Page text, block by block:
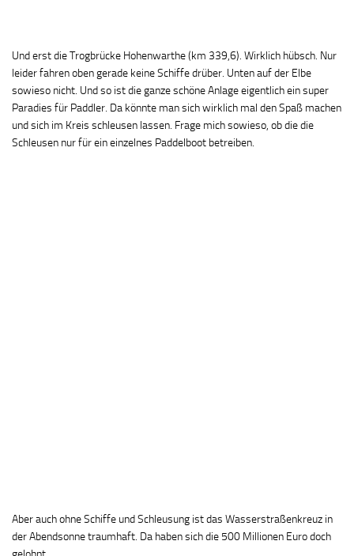
Und erst die Trogbrücke Hohenwarthe (km 339,6). Wirklich hübsch. Nur
leider fahren oben gerade keine Schiffe drüber. Unten auf der Elbe
sowieso nicht. Und so ist die ganze schöne Anlage eigentlich ein super
Paradies für Paddler. Da könnte man sich wirklich mal den Spaß machen
und sich im Kreis schleusen lassen. Frage mich sowieso, ob die die
Schleusen nur für ein einzelnes Paddelboot betreiben.
Aber auch ohne Schiffe und Schleusung ist das Wasserstraßenkreuz in
der Abendsonne traumhaft. Da haben sich die 500 Millionen Euro doch